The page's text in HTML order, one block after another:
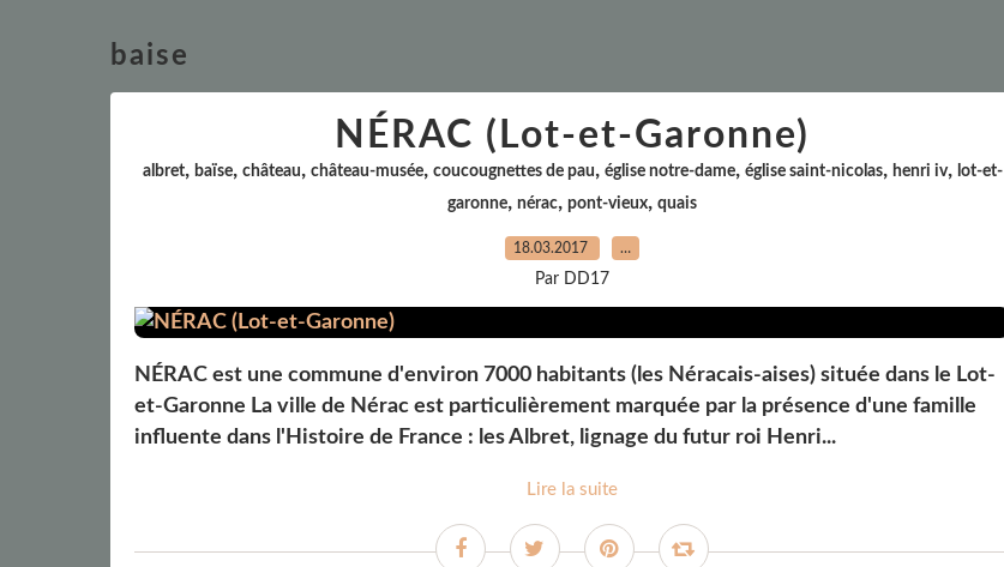
baise
NÉRAC (Lot-et-Garonne)
albret, baïse, château, château-musée, coucougnettes de pau, église notre-dame, église saint-nicolas, henri iv, lot-et-
garonne, nérac, pont-vieux, quais
18.03.2017 …
Par DD17
NÉRAC est une commune d'environ 7000 habitants (les Néracais-aises) située dans le Lot-
et-Garonne La ville de Nérac est particulièrement marquée par la présence d'une famille
influente dans l'Histoire de France : les Albret, lignage du futur roi Henri...
Lire la suite